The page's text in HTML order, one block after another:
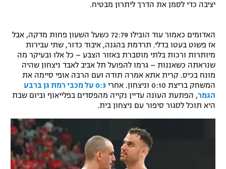
הצטרפות לחבילת הערוצים
לוח דרושים – ג'ובנט
תגיות
יציבה כדי לסמן את הדרך ליתרון מבטיח.
האדומים כאמור עוד הובילו 72:79 כשעל השעון פחות מדקה, אבל
אז פשוט בעטו בדלי. תרדמת בהגנה, איבוד כדור, שתי עבירות
מיותרות ורכות בלתי מוסברת באזור הצבע – כל אלו ובעיקר מה
שנראתה כשאננות – גרמו להפועל תל אביב לאבד ניצחון שהיה
מונח בכיס. קרית אתא אמרה תודה ועם הרבה אופי סיימה את
המשחק בריצת 0:10 וניצחון. אחרי
0:3 על מכבי רמת גן ברבע
הגמר, הפתעת העונה עדיין נקייה מהפסדים בפלייאוף וביום שבת
היא תוכל לסגור סיפור עם ניצחון בית.